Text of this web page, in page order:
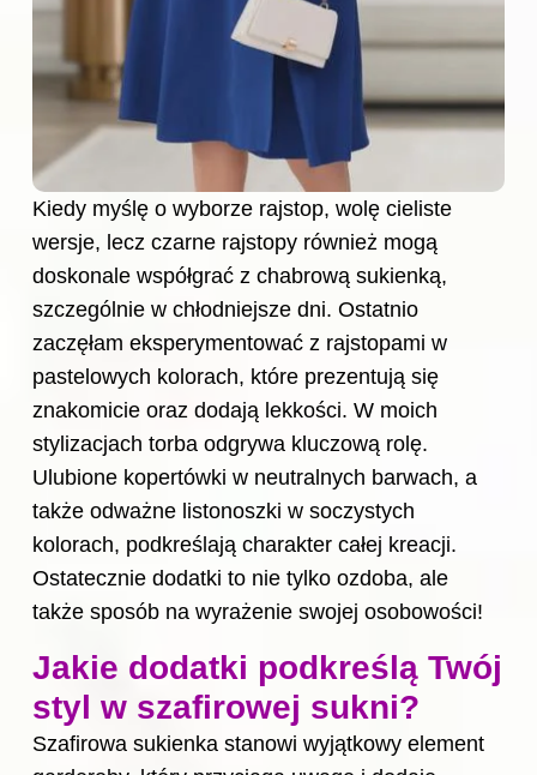
Kiedy myślę o wyborze rajstop, wolę cieliste
wersje, lecz czarne rajstopy również mogą
doskonale współgrać z chabrową sukienką,
szczególnie w chłodniejsze dni. Ostatnio
zaczęłam eksperymentować z rajstopami w
pastelowych kolorach, które prezentują się
znakomicie oraz dodają lekkości. W moich
stylizacjach torba odgrywa kluczową rolę.
Ulubione kopertówki w neutralnych barwach, a
także odważne listonoszki w soczystych
kolorach, podkreślają charakter całej kreacji.
Ostatecznie dodatki to nie tylko ozdoba, ale
także sposób na wyrażenie swojej osobowości!
Jakie dodatki podkreślą Twój
styl w szafirowej sukni?
Szafirowa sukienka stanowi wyjątkowy element